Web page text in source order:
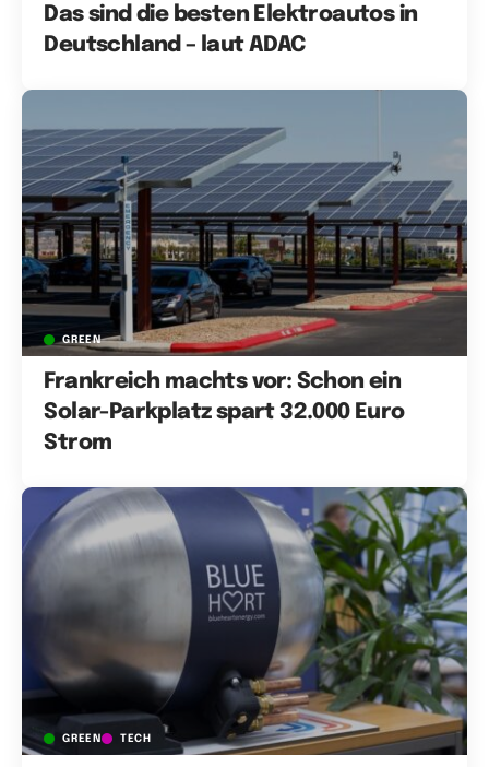
Das sind die besten Elektroautos in
Deutschland – laut ADAC
GREEN
Frankreich machts vor: Schon ein
Solar-Parkplatz spart 32.000 Euro
Strom
GREEN TECH